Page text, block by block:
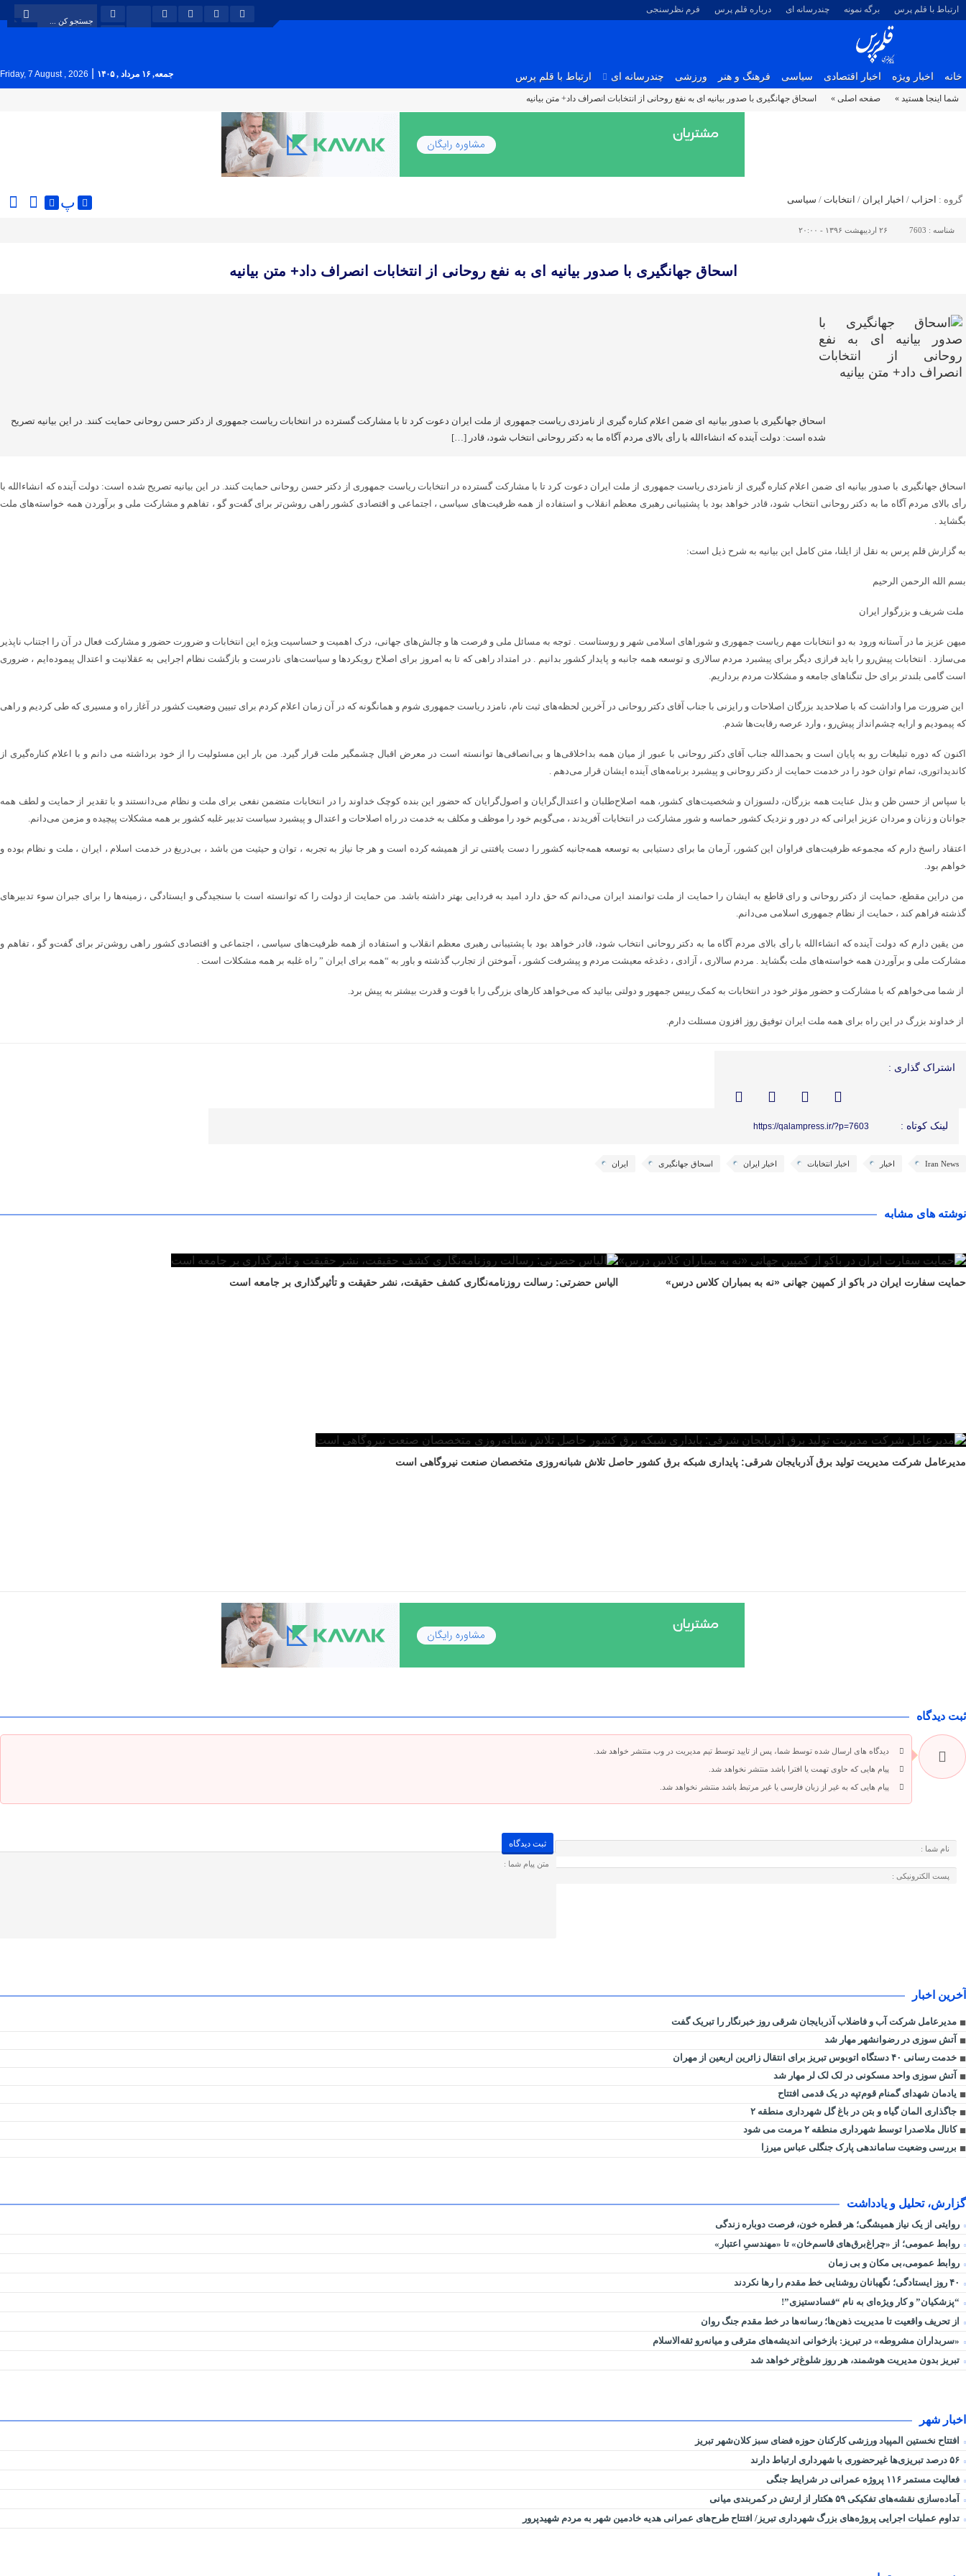
ارتباط با قلم پرس برگه نمونه چندرسانه ای درباره قلم پرس فرم نظرسنجی
خانه اخبار ویژه اخبار اقتصادی سیاسی فرهنگ و هنر ورزشی چندرسانه ای ارتباط با قلم پرس جمعه, ۱۶ مرداد , ۱۴۰۵ Friday, 7 August , 2026
شما اینجا هستید » صفحه اصلی » اسحاق جهانگیری با صدور بیانیه ای به نفع روحانی از انتخابات انصراف داد+ متن بیانیه
گروه : احزاب / اخبار ایران / انتخابات / سیاسی پ
شناسه : 7603 ۲۶ اردیبهشت ۱۳۹۶ - ۲۰:۰۰
اسحاق جهانگیری با صدور بیانیه ای به نفع روحانی از انتخابات انصراف داد+ متن بیانیه
اسحاق جهانگیری با صدور بیانیه ای ضمن اعلام کناره گیری از نامزدی ریاست جمهوری از ملت ایران دعوت کرد تا با مشارکت گسترده در انتخابات ریاست جمهوری از دکتر حسن روحانی حمایت کنند. در این بیانیه تصریح
شده است: دولت آینده که انشاءالله با رأی بالای مردم آگاه ما به دکتر روحانی انتخاب شود، قادر […]
اسحاق جهانگیری با صدور بیانیه ای ضمن اعلام کناره گیری از نامزدی ریاست جمهوری از ملت ایران دعوت کرد تا با مشارکت گسترده در انتخابات ریاست جمهوری از دکتر حسن روحانی حمایت کنند. در این بیانیه تصریح شده است: دولت آینده که انشاءالله با
رأی بالای مردم آگاه ما به دکتر روحانی انتخاب شود، قادر خواهد بود با پشتیبانی رهبری معظم انقلاب و استفاده از همه ظرفیت‌های سیاسی ، اجتماعی و اقتصادی کشور راهی روشن‌تر برای ‌گفت‌و گو ،‌ تفاهم و مشارکت ملی و برآوردن همه خواسته‌های ملت
بگشاید .
به گزارش قلم پرس به نقل از ایلنا، متن کامل این بیانیه به شرح ذیل است:
بسم الله الرحمن الرحیم
ملت شریف و بزرگوار ایران
میهن عزیز ما در آستانه ورود به دو انتخابات مهم ریاست جمهوری و شوراهای اسلامی شهر و روستاست . توجه به مسائل ملی و فرصت ها و چالش‌های جهانی، درک اهمیت و حساسیت ویژه این انتخابات و ضرورت حضور و مشارکت فعال در آن را اجتناب ناپذیر
می‌سازد . ‌انتخابات پیش‌رو را باید فرازی دیگر برای پیشبرد مردم سالاری و توسعه همه جانبه و پایدار کشور بدانیم . در امتداد راهی که تا به امروز برای اصلاح رویکردها و سیاست‌های نادرست و بازگشت نظام اجرایی به عقلانیت و اعتدال پیموده‌ایم ،‌ ضروری
است گامی بلندتر برای حل تنگناهای جامعه و مشکلات مردم برداریم.
این ضرورت مرا واداشت که با صلاحدید بزرگان اصلاحات و رایزنی با جناب آقای دکتر روحانی در آخرین لحظه‌های ثبت نام، نامزد ریاست جمهوری شوم و همانگونه که در آن زمان اعلام کردم برای تبیین وضعیت کشور در آغاز راه و مسیری که طی کردیم و راهی
که پیمودیم و ارایه چشم‌انداز پیش‌رو ، وارد عرصه رقابت‌ها شدم.
اکنون که دوره تبلیغات رو به پایان است و بحمدالله جناب آقای دکتر روحانی با عبور از میان همه بداخلاقی‌ها و بی‌انصافی‌ها توانسته است در معرض اقبال چشمگیر ملت قرار گیرد.‌ من بار این مسئولیت را از خود برداشته می دانم و با اعلام کناره‌گیری از
کاندیداتوری، تمام توان خود را در خدمت حمایت از دکتر روحانی و پیشبرد برنامه‌های آینده ایشان قرار می‌دهم .
با سپاس از حسن ظن و بذل عنایت همه بزرگان، دلسوزان و شخصیت‌های کشور، همه اصلاح‌طلبان و اعتدال‌گرایان و اصول‌گرایان که حضور این بنده کوچک خداوند را در انتخابات متضمن نفعی برای ملت و نظام می‌دانستند و با تقدیر از حمایت و لطف همه
جوانان و زنان و مردان عزیز ایرانی که در دور و نزدیک کشور حماسه و شور مشارکت در انتخابات آفریدند ، ‌می‌گویم خود را موظف و مکلف به خدمت در راه اصلاحات و اعتدال و پیشبرد سیاست تدبیر غلبه کشور بر همه مشکلات پیچیده و مزمن می‌دانم.
اعتقاد راسخ دارم که مجموعه ظرفیت‌های فراوان این کشور، آرمان ما برای دستیابی به توسعه همه‌جانبه کشور را دست یافتنی تر از همیشه کرده است و هر جا نیاز به تجربه ، ‌توان و حیثیت من باشد ،‌ بی‌دریغ در خدمت اسلام ، ایران ، ملت و نظام بوده و
خواهم بود.
من دراین مقطع، حمایت از دکتر روحانی و رای قاطع به ایشان را حمایت از ملت توانمند ایران می‌دانم که حق دارد امید به فردایی بهتر داشته باشد. من حمایت از دولت را که توانسته است با سنجیدگی و ایستادگی ، ‌زمینه‌ها را برای جبران سوء تدبیرهای
گذشته فراهم کند ، ‌حمایت از نظام جمهوری اسلامی می‌دانم.
من یقین دارم که دولت آینده که انشاءالله با رأی بالای مردم آگاه ما به دکتر روحانی انتخاب شود، قادر خواهد بود با پشتیبانی رهبری معظم انقلاب و استفاده از همه ظرفیت‌های سیاسی ، اجتماعی و اقتصادی کشور راهی روشن‌تر برای ‌گفت‌و گو ،‌ تفاهم و
مشارکت ملی و برآوردن همه خواسته‌های ملت بگشاید . مردم سالاری ، ‌آزادی ، ‌دغدغه معیشت مردم و پیشرفت کشور ، آموختن از تجارب گذشته و باور به “همه برای ایران ” راه غلبه بر همه مشکلات است .
از شما می‌خواهم که با مشارکت و حضور مؤثر خود در انتخابات به کمک رییس جمهور و دولتی بیائید که می‌خواهد کارهای بزرگی را با قوت و قدرت بیشتر به پیش برد.
از خداوند بزرگ در این راه برای همه ملت ایران توفیق روز افزون مسئلت دارم.
اشتراک گذاری :
لینک کوتاه : https://qalampress.ir/?p=7603
Iran News اخبار اخبار انتخابات اخبار ایران اسحاق جهانگیری ایران
نوشته های مشابه
حمایت سفارت ایران در باکو از کمپین جهانی «نه به بمباران کلاس درس» الیاس حضرتی: رسالت روزنامه‌نگاری کشف حقیقت، نشر حقیقت و تأثیرگذاری بر جامعه است
مدیرعامل شرکت مدیریت تولید برق آذربایجان شرقی: پایداری شبکه برق کشور حاصل تلاش شبانه‌روزی متخصصان صنعت نیروگاهی است
ثبت دیدگاه
دیدگاه های ارسال شده توسط شما، پس از تایید توسط تیم مدیریت در وب منتشر خواهد شد.
پیام هایی که حاوی تهمت یا افترا باشد منتشر نخواهد شد.
پیام هایی که به غیر از زبان فارسی یا غیر مرتبط باشد منتشر نخواهد شد.
آخرین اخبار
مدیرعامل شرکت آب و فاضلاب آذربایجان شرقی روز خبرنگار را تبریک گفت
آتش سوزی در رضوانشهر مهار شد
خدمت رسانی ۴۰ دستگاه اتوبوس تبریز برای انتقال زائرین اربعین از مهران
آتش سوزی واحد مسکونی در لک لک لر مهار شد
یادمان شهدای گمنام قوم‌تپه در یک قدمی افتتاح
جاگذاری المان گیاه و بتن در باغ گل شهرداری منطقه ۲
کانال ملاصدرا توسط شهرداری منطقه ۲ مرمت می شود
بررسی وضعیت ساماندهی پارک جنگلی عباس میرزا
گزارش، تحلیل و یادداشت
روایتی از یک نیاز همیشگی؛ هر قطره خون، فرصت دوباره زندگی
روابط عمومی؛ از «چراغ‌برق‌های قاسم‌خان» تا «مهندسیِ اعتبار»
روابط عمومی،بی مکان و بی زمان
“پزشکیان” و کار ویژه‌ای به نام “فسادستیزی”!
از تحریف واقعیت تا مدیریت ذهن‌ها؛ رسانه‌ها در خط مقدم جنگ روان
«سربداران مشروطه» در تبریز: بازخوانی اندیشه‌های مترقی و میانه‌رو ثقه‌الاسلام
تبریز بدون مدیریت هوشمند، هر روز شلوغ‌تر خواهد شد
اخبار شهر
افتتاح نخستین المپیاد ورزشی کارکنان حوزه فضای سبز کلان‌شهر تبریز
فعالیت مستمر ۱۱۶ پروژه عمرانی در شرایط جنگی
آماده‌سازی نقشه‌های تفکیکی ۵۹ هکتار از ارتش در کمربندی میانی
تداوم عملیات اجرایی پروژه‌های بزرگ شهرداری تبریز/ افتتاح طرح‌های عمرانی هدیه خادمین شهر به مردم شهیدپرور